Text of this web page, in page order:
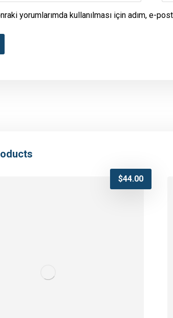
yorumlarımda kullanılması için adım, e-
$44.00